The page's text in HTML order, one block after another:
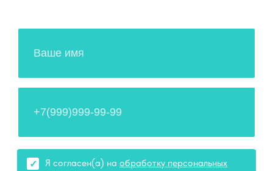
Я согласен(а) на обработку персональных